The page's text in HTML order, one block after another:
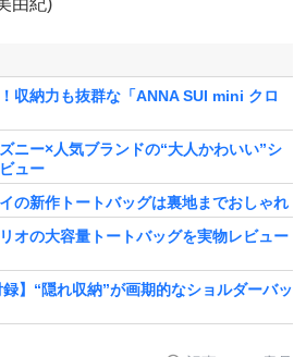
収納力も抜群な「ANNA SUI mini クロ
ニー×人気ブランドの“大人かわいい”シ
ュー
の新作トートバッグは裏地までおしゃれ
オの大容量トートバッグを実物レビュー
】“隠れ収納”が画期的なショルダーバッ